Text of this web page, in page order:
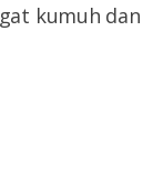
kumuh dan